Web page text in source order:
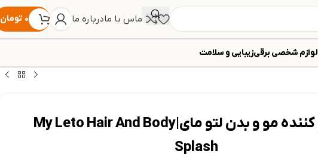
تماس با مادرباره ما ۰ تومان
لوازم شخصی برقیزیبایی و سلامت
خوشبو کننده مو و بدن لتو مای|My Leto Hair And Body
Splash